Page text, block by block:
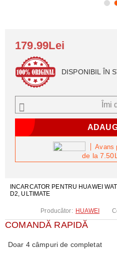
INCARCATOR PENTRU HUAWEI
D2, ULTIMATE
Producător: HUAWEI
COMANDĂ RAPIDĂ
Doar 4 câmpuri de completat
179.99Lei
DISPONIBIL ÎN
Îmi
de la
Avans